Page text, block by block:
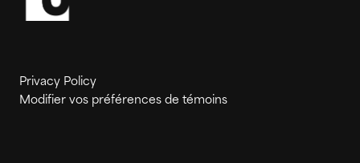
Privacy Policy
Modifier vos préférences de témoins